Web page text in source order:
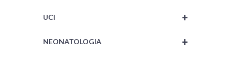
+
UCI
+
NEONATOLOGIA